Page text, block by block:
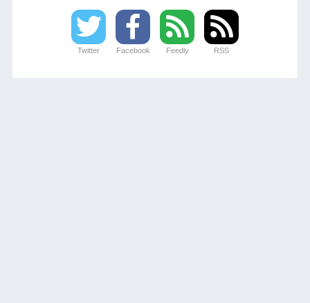
Twitter Facebook Feedly RSS